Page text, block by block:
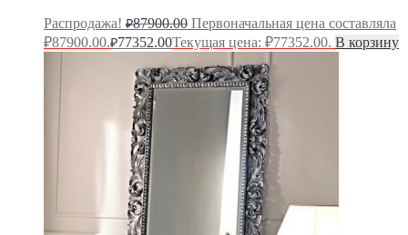
Распродажа! ₽87900.00 Первоначальная цена составляла
₽87900.00.₽77352.00Текущая цена: ₽77352.00. В корзину